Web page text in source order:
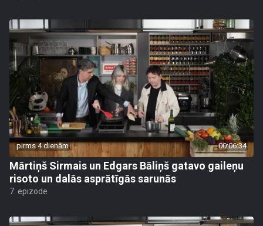
pirms 4 dienām 00:06:34
Mārtiņš Sirmais un Edgars Bāliņš gatavo gaileņu
risoto un dalās asprātīgās sarunās
7. epizode